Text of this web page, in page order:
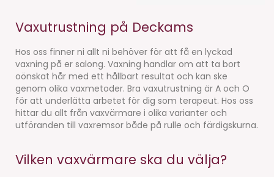
Vaxutrustning på Deckams
Hos oss finner ni allt ni behöver för att få en lyckad
vaxning på er salong. Vaxning handlar om att ta bort
oönskat hår med ett hållbart resultat och kan ske
genom olika vaxmetoder. Bra vaxutrustning är A och O
för att underlätta arbetet för dig som terapeut. Hos oss
hittar du allt från vaxvärmare i olika varianter och
utföranden till vaxremsor både på rulle och färdigskurna.
Vilken vaxvärmare ska du välja?